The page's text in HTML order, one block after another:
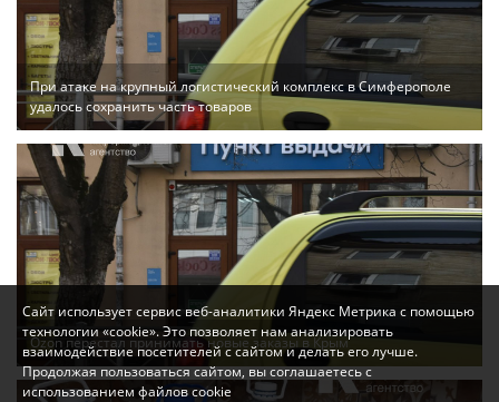
При атаке на крупный логистический комплекс в Симферополе
удалось сохранить часть товаров
Ozon перестал принимать новые заказы в Крым
Сайт использует сервис веб-аналитики Яндекс Метрика с помощью
технологии «cookie». Это позволяет нам анализировать
взаимодействие посетителей с сайтом и делать его лучше.
Продолжая пользоваться сайтом, вы соглашаетесь с
использованием файлов cookie